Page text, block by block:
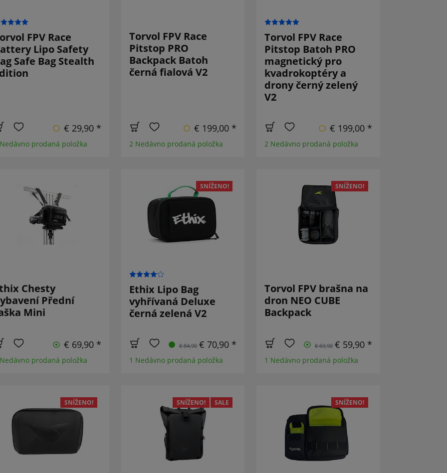
FPV Race
Lipo Safety
Safe Bag Stealth
€ 29,90 *
prodaná položka
Torvol FPV Race
Pitstop PRO
Backpack Batoh
černá fialová V2
€ 199,00 *
2 Nedávno prodaná položka
Torvol FPV Race
Pitstop Batoh PRO
magnetický pro
kvadrokoptéry a
drony černý zelený
V2
€ 199,00 *
2 Nedávno prodaná položka
Chesty
Přední
Mini
€ 69,90 *
prodaná položka
SNÍŽENO!
Ethix Lipo Bag
vyhřívaná Deluxe
černá zelená V2
€ 84,90 € 70,90 *
1 Nedávno prodaná položka
SNÍŽENO!
Torvol FPV brašna na
dron NEO CUBE
Backpack
€ 69,90 € 59,90 *
1 Nedávno prodaná položka
SNÍŽENO! SNÍŽENO! SALE SNÍŽENO!